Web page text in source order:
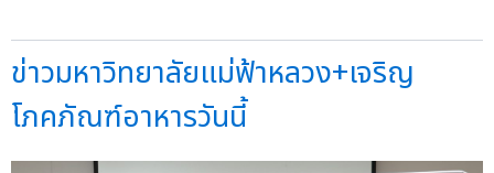
ข่าวมหาวิทยาลัยแม่ฟ้าหลวง+เจริญ
โภคภัณฑ์อาหารวันนี้